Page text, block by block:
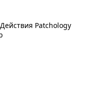
Patchology